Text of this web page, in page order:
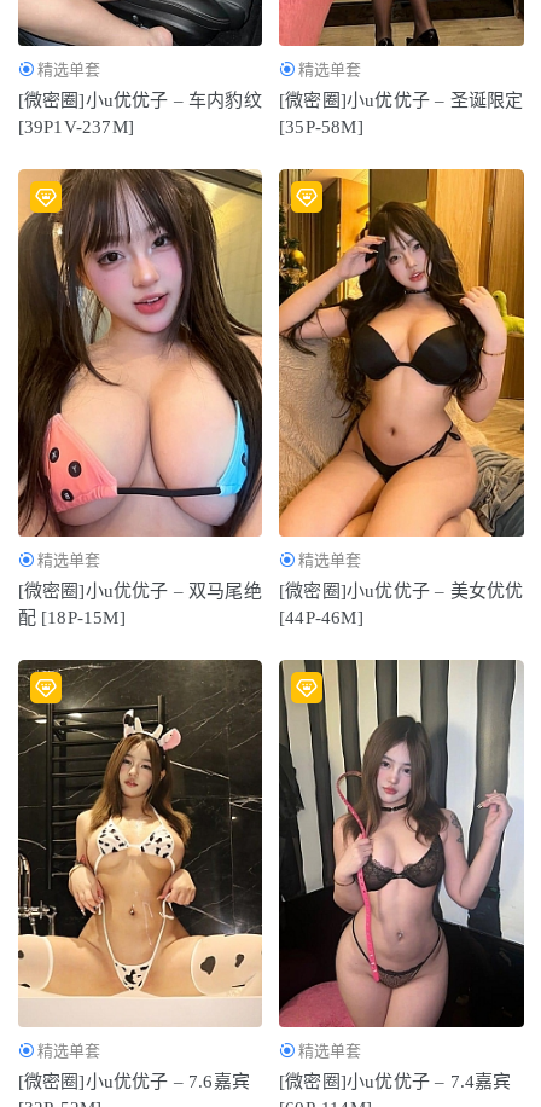
精选单套
[微密圈]小u优优子 – 车内豹纹
[39P1V-237M]
精选单套
[微密圈]小u优优子 – 圣诞限定
[35P-58M]
精选单套
[微密圈]小u优优子 – 双马尾绝
配 [18P-15M]
精选单套
[微密圈]小u优优子 – 美女优优
[44P-46M]
精选单套
[微密圈]小u优优子 – 7.6嘉宾
精选单套
[微密圈]小u优优子 – 7.4嘉宾